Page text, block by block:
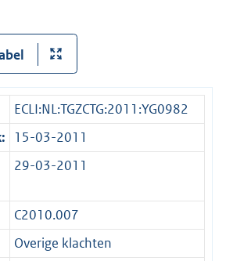
ECLI:NL:TGZCTG:2011:YG0982
15-03-2011
29-03-2011
C2010.007
Overige klachten